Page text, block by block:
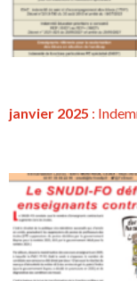
janvier 2025 :